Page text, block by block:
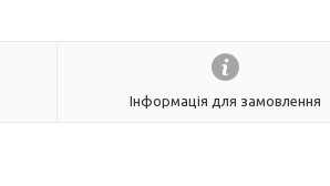
Інформація для замовлення